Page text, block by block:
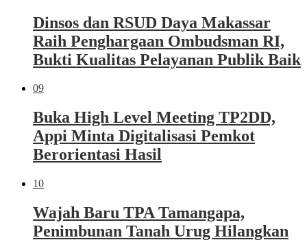
Dinsos dan RSUD Daya Makassar
Raih Penghargaan Ombudsman RI,
Bukti Kualitas Pelayanan Publik Baik
09
Buka High Level Meeting TP2DD,
Appi Minta Digitalisasi Pemkot
Berorientasi Hasil
10
Wajah Baru TPA Tamangapa,
Penimbunan Tanah Urug Hilangkan